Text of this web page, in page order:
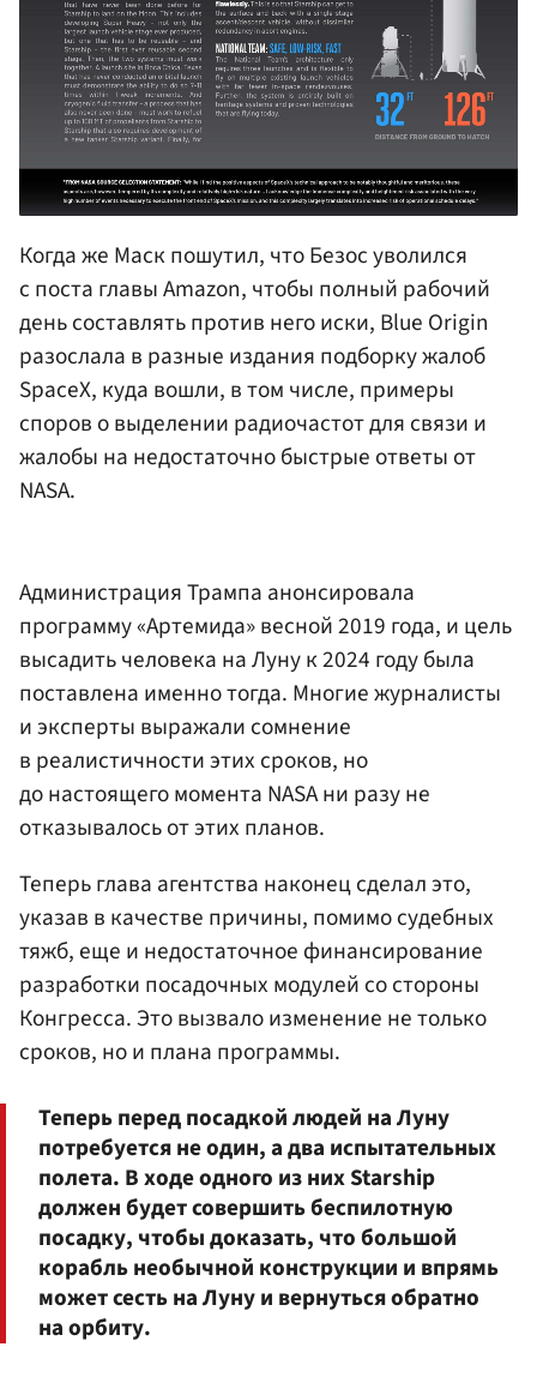
Когда же Маск пошутил, что Безос уволился
с поста главы Amazon, чтобы полный рабочий
день составлять против него иски, Blue Origin
разослала в разные издания подборку жалоб
SpaceX, куда вошли, в том числе, примеры
споров о выделении радиочастот для связи и
жалобы на недостаточно быстрые ответы от
NASA.
Администрация Трампа анонсировала
программу «Артемида» весной 2019 года, и цель
высадить человека на Луну к 2024 году была
поставлена именно тогда. Многие журналисты
и эксперты выражали сомнение
в реалистичности этих сроков, но
до настоящего момента NASA ни разу не
отказывалось от этих планов.
Теперь глава агентства наконец сделал это,
указав в качестве причины, помимо судебных
тяжб, еще и недостаточное финансирование
разработки посадочных модулей со стороны
Конгресса. Это вызвало изменение не только
сроков, но и плана программы.
Теперь перед посадкой людей на Луну
потребуется не один, а два испытательных
полета. В ходе одного из них Starship
должен будет совершить беспилотную
посадку, чтобы доказать, что большой
корабль необычной конструкции и впрямь
может сесть на Луну и вернуться обратно
на орбиту.